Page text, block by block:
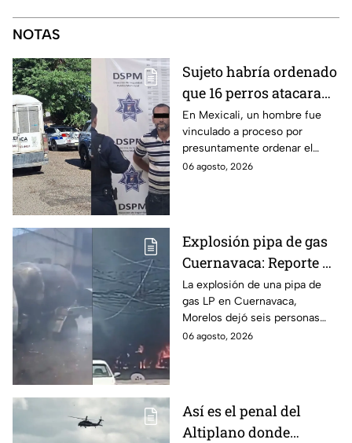
NOTAS
Sujeto habría ordenado
que 16 perros atacaran
a su hermana con
discapacidad en
Mexicali, BC
En Mexicali, un hombre fue
vinculado a proceso por
presuntamente ordenar el
ataque de 16 perros contra su
06 agosto, 2026
Explosión pipa de gas
Cuernavaca: Reporte de
víctimas tras estallido
en Morelos
La explosión de una pipa de
gas LP en Cuernavaca,
Morelos dejó seis personas
hospitalizadas. IMSS informó
06 agosto, 2026
Así es el penal del
Altiplano donde